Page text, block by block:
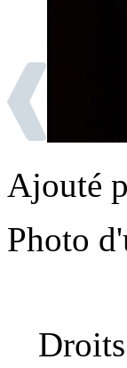
Ajouté
Photo